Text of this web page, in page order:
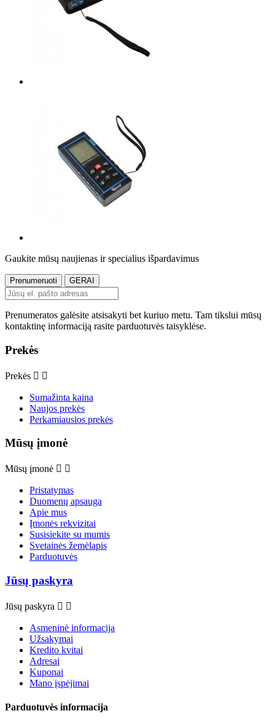
Gaukite mūsų naujienas ir specialius išpardavimus
Prenumeratos galėsite atsisakyti bet kuriuo metu. Tam tikslui mūsų
kontaktinę informaciją rasite parduotuvės taisyklėse.
Prekės
Prekės  
Sumažinta kaina
Naujos prekės
Perkamiausios prekės
Mūsų įmonė
Mūsų įmonė  
Pristatymas
Duomenų apsauga
Apie mus
Įmonės rekvizitai
Susisiekite su mumis
Svetainės žemėlapis
Parduotuvės
Jūsų paskyra
Jūsų paskyra  
Asmeninė informacija
Užsakymai
Kredito kvitai
Adresai
Kuponai
Mano įspėjimai
Parduotuvės informacija